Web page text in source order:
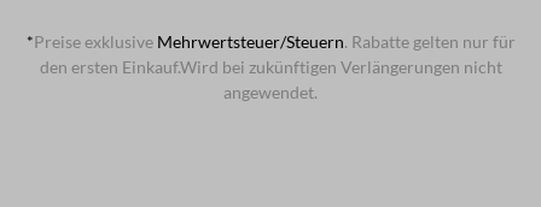
*Preise exklusive Mehrwertsteuer/Steuern. Rabatte gelten nur für
den ersten Einkauf.Wird bei zukünftigen Verlängerungen nicht
angewendet.